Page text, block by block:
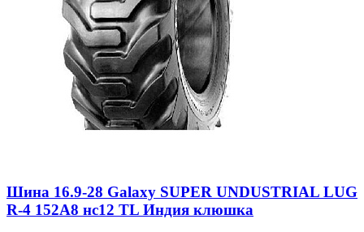
Шина 16.9-28 Galaxy SUPER UNDUSTRIAL LUG
R-4 152A8 нс12 TL Индия клюшка